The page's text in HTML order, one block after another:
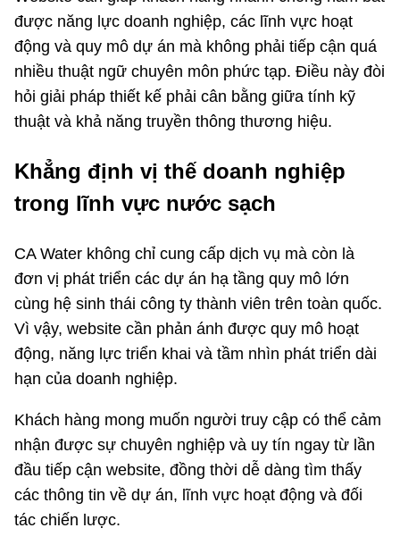
được năng lực doanh nghiệp, các lĩnh vực hoạt
động và quy mô dự án mà không phải tiếp cận quá
nhiều thuật ngữ chuyên môn phức tạp. Điều này đòi
hỏi giải pháp thiết kế phải cân bằng giữa tính kỹ
thuật và khả năng truyền thông thương hiệu.
Khẳng định vị thế doanh nghiệp
trong lĩnh vực nước sạch
CA Water không chỉ cung cấp dịch vụ mà còn là
đơn vị phát triển các dự án hạ tầng quy mô lớn
cùng hệ sinh thái công ty thành viên trên toàn quốc.
Vì vậy, website cần phản ánh được quy mô hoạt
động, năng lực triển khai và tầm nhìn phát triển dài
hạn của doanh nghiệp.
Khách hàng mong muốn người truy cập có thể cảm
nhận được sự chuyên nghiệp và uy tín ngay từ lần
đầu tiếp cận website, đồng thời dễ dàng tìm thấy
các thông tin về dự án, lĩnh vực hoạt động và đối
tác chiến lược.